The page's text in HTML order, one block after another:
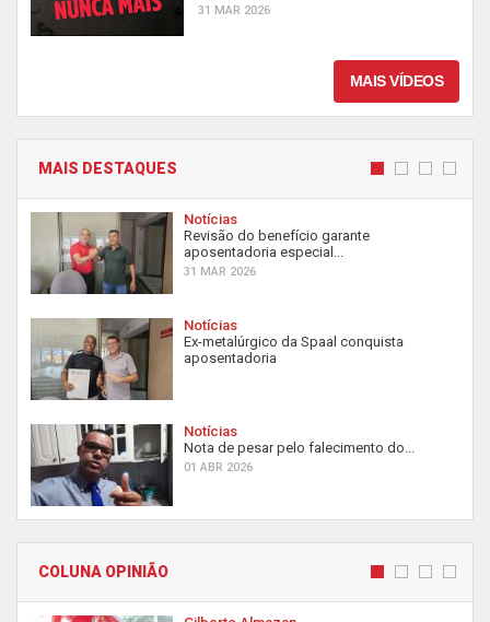
31 MAR 2026
MAIS VÍDEOS
MAIS DESTAQUES
Notícias
Revisão do benefício garante
aposentadoria especial...
31 MAR 2026
Notícias
Ex-metalúrgico da Spaal conquista
aposentadoria
Notícias
Nota de pesar pelo falecimento do...
01 ABR 2026
COLUNA OPINIÃO